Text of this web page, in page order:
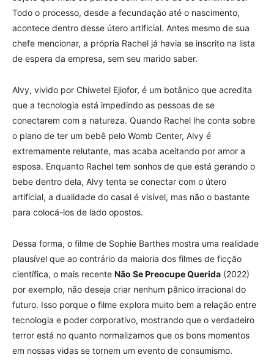
Todo o processo, desde a fecundação até o nascimento,
acontece dentro desse útero artificial. Antes mesmo de sua
chefe mencionar, a própria Rachel já havia se inscrito na lista
de espera da empresa, sem seu marido saber.
Alvy, vivido por Chiwetel Ejiofor, é um botânico que acredita
que a tecnologia está impedindo as pessoas de se
conectarem com a natureza. Quando Rachel lhe conta sobre
o plano de ter um bebê pelo Womb Center, Alvy é
extremamente relutante, mas acaba aceitando por amor a
esposa. Enquanto Rachel tem sonhos de que está gerando o
bebe dentro dela, Alvy tenta se conectar com o útero
artificial, a dualidade do casal é visível, mas não o bastante
para colocá-los de lado opostos.
Dessa forma, o filme de Sophie Barthes mostra uma realidade
plausível que ao contrário da maioria dos filmes de ficção
científica, o mais recente Não Se Preocupe Querida (2022)
por exemplo, não deseja criar nenhum pânico irracional do
futuro. Isso porque o filme explora muito bem a relação entre
tecnologia e poder corporativo, mostrando que o verdadeiro
terror está no quanto normalizamos que os bons momentos
em nossas vidas se tornem um evento de consumismo.